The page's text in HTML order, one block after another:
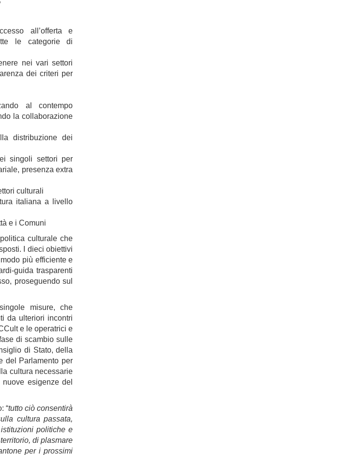
all’offerta e
le categorie di
nei vari settori
dei criteri per
al contempo
la collaborazione
distribuzione dei
singoli settori per
presenza extra
culturali
italiana a livello
e i Comuni
culturale che
I dieci obiettivi
più efficiente e
guida trasparenti
proseguendo sul
misure, che
da ulteriori incontri
e le operatrici e
di scambio sulle
di Stato, della
del Parlamento per
cultura necessarie
esigenze del
“tutto ciò consentirà
cultura passata,
politiche e
di plasmare
per i prossimi